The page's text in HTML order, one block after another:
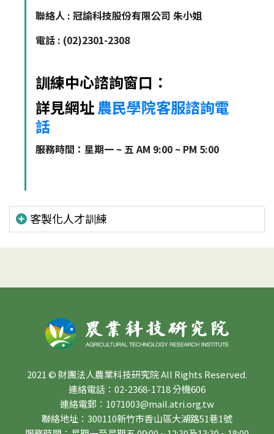
聯絡人 : 冠諭科技股份有限公司 朱小姐
電話 : (02)2301-2308
訓練中心諮詢窗口：
詳見網址 農民學院客服諮詢電
話
服務時間：星期一 ~ 五 AM 9:00 ~ PM 5:00
客製化人才訓練
2021 © 財團法人農業科技研究院 All Rights Reserved.
連絡電話：02-2368-1718 分機606
連絡電郵：1071003@mail.atri.org.tw
聯絡地址：300110新竹市香山區大湖路51巷1號